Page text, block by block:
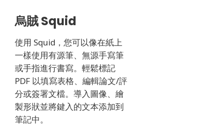
烏賊 Squid
使用 Squid，您可以像在紙上
一樣使用有源筆、無源手寫筆
或手指進行書寫。 輕鬆標記
PDF 以填寫表格、編輯論文/評
分或簽署文檔。 導入圖像、繪
製形狀並將鍵入的文本添加到
筆記中。